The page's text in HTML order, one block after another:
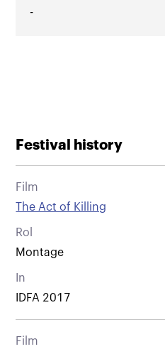
-
Festival history
Film
The Act of Killing
Rol
Montage
In
IDFA 2017
Film